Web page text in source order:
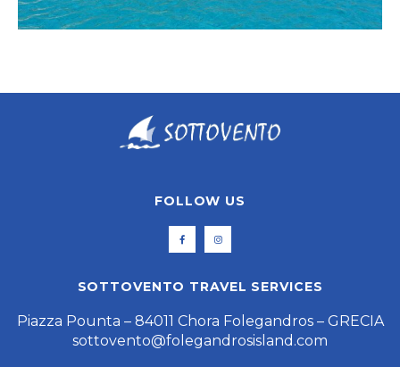
FOLLOW US
SOTTOVENTO TRAVEL SERVICES
Piazza Pounta – 84011 Chora Folegandros – GRECIA
sottovento@folegandrosisland.com